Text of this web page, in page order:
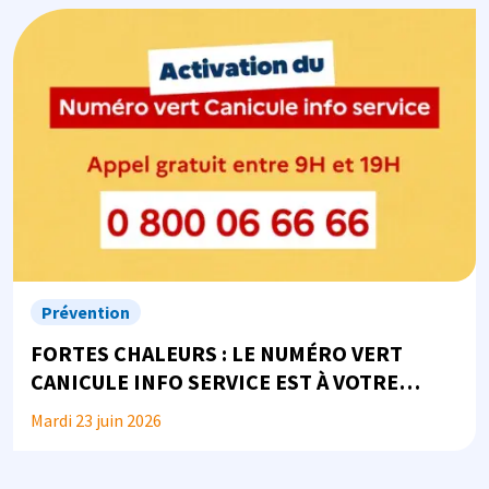
Image
Prévention
FORTES CHALEURS : LE NUMÉRO VERT
CANICULE INFO SERVICE EST À VOTRE
DISPOSITION
Mardi 23 juin 2026